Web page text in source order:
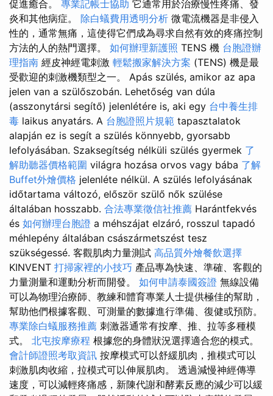
促進癒合。 專業記帳士協助 它通常用於治療慢性疼痛、發
炎和其他病症。 除白蟻費用透明分析 微電流機器是非侵入
性的，通常無痛，這使得它們成為尋求自然有效的疼痛控制
方法的人的熱門選擇。 如何辦理新護照 TENS 機 台胞證辦
理指南 經皮神經電刺激 輕鬆搬家解決方案 (TENS) 機是最
受歡迎的刺激機類型之一。 Apás szülés, amikor az apa
jelen van a szülőszobán. Lehetőség van dúla
(asszonytársi segítő) jelenlétére is, aki egy 台中養生排
毒 laikus anyatárs. A 台胞證照片規範 tapasztalatok
alapján ez is segít a szülés könnyebb, gyorsabb
lefolyásában. Szaksegítség nélküli szülés gyermek 了
解助聽器價格範圍 világra hozása orvos vagy bába 了解
Buffet外燴價格 jelenléte nélkül. A szülés lefolyásának
időtartama változó, először szülő nők szülése
általában hosszabb. 合法專業徵信社推薦 Harántfekvés
és 如何辦理台胞證 a méhszájat elzáró, rosszul tapadó
méhlepény általában császármetszést tesz
szükségessé. 客觀肌肉力量測試 高品質外燴餐飲選擇
KINVENT 打掃家裡的小技巧 產品專為快速、準確、客觀的
力量測量和運動分析而開發。 如何申請泰國簽證 無線設備
可以為物理治療師、教練和體育專業人士提供極佳的幫助，
幫助他們根據客觀、可測量的數據進行準備、復健或預防。
專業除白蟻服務推薦 刺激器通常有按摩、推、拉等多種模
式。 北屯按摩療程 根據您的身體狀況選擇適合您的模式。
會計師證照考取資訊 按摩模式可以舒緩肌肉，推模式可以
刺激肌肉收縮，拉模式可以伸展肌肉。 透過減慢神經傳導
速度，可以減輕疼痛感，新陳代謝和酵素反應的減少可以緩